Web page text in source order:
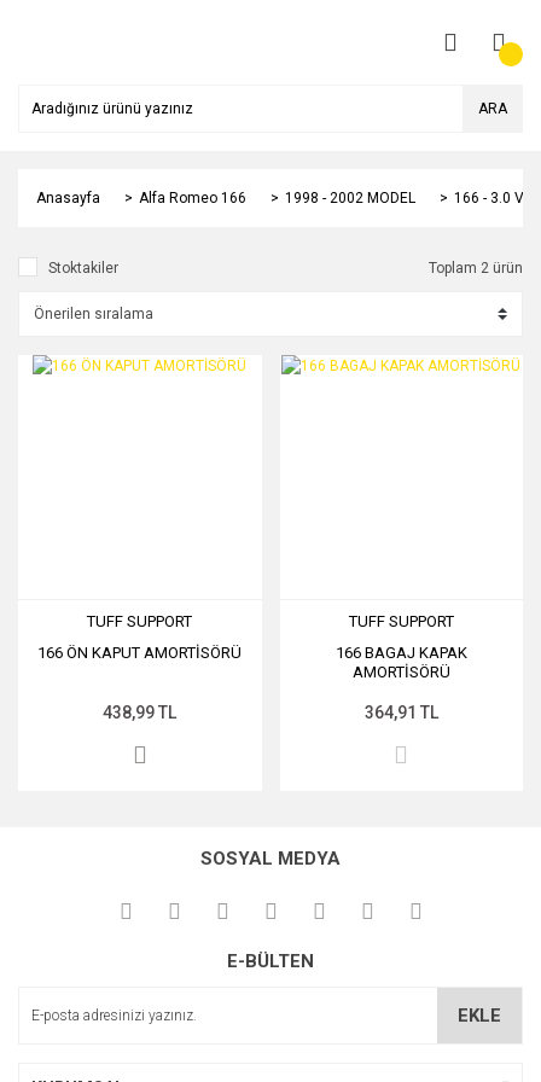
ARA
Anasayfa Alfa Romeo 166 1998 - 2002 MODEL 166 - 3.0 V6
Stoktakiler Toplam 2 ürün
TUFF SUPPORT
166 ÖN KAPUT AMORTİSÖRÜ
438,99 TL
TUFF SUPPORT
166 BAGAJ KAPAK
AMORTİSÖRÜ
364,91 TL
SOSYAL MEDYA
E-BÜLTEN
EKLE